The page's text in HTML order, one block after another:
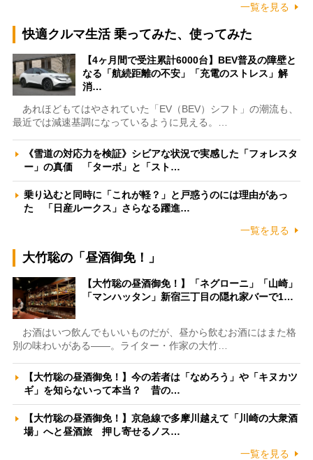
一覧を見る
快適クルマ生活 乗ってみた、使ってみた
【4ヶ月間で受注累計6000台】BEV普及の障壁と
なる「航続距離の不安」「充電のストレス」解
消…
あれほどもてはやされていた「EV（BEV）シフト」の潮流も、
最近では減速基調になっているように見える。…
《雪道の対応力を検証》シビアな状況で実感した「フォレスタ
ー」の真価 「ターボ」と「スト…
乗り込むと同時に「これが軽？」と戸惑うのには理由があっ
た 「日産ルークス」さらなる躍進…
一覧を見る
大竹聡の「昼酒御免！」
【大竹聡の昼酒御免！】「ネグローニ」「山崎」
「マンハッタン」新宿三丁目の隠れ家バーで1…
お酒はいつ飲んでもいいものだが、昼から飲むお酒にはまた格
別の味わいがある――。ライター・作家の大竹…
【大竹聡の昼酒御免！】今の若者は「なめろう」や「キヌカツ
ギ」を知らないって本当？ 昔の…
【大竹聡の昼酒御免！】京急線で多摩川越えて「川崎の大衆酒
場」へと昼酒旅 押し寄せるノス…
一覧を見る